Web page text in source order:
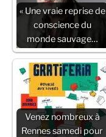
« Une vraie reprise de
conscience du
monde sauvage…
Venez nombreux à
Rennes samedi pour